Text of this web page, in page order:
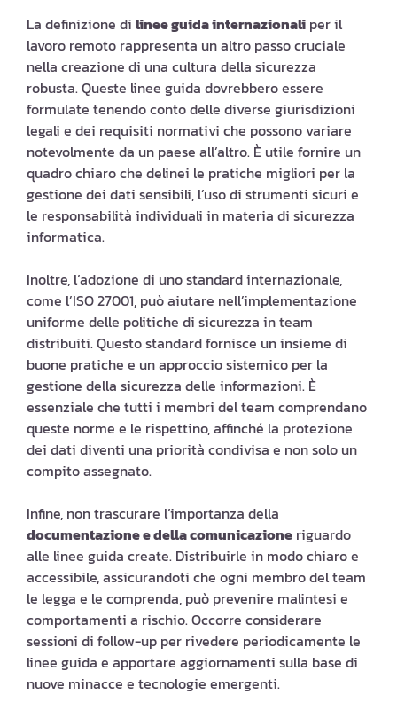
La definizione di linee guida internazionali per il
lavoro remoto rappresenta un altro passo cruciale
nella creazione di una cultura della sicurezza
robusta. Queste linee guida dovrebbero essere
formulate tenendo conto delle diverse giurisdizioni
legali e dei requisiti normativi che possono variare
notevolmente da un paese all’altro. È utile fornire un
quadro chiaro che delinei le pratiche migliori per la
gestione dei dati sensibili, l’uso di strumenti sicuri e
le responsabilità individuali in materia di sicurezza
informatica.
Inoltre, l’adozione di uno standard internazionale,
come l’ISO 27001, può aiutare nell’implementazione
uniforme delle politiche di sicurezza in team
distribuiti. Questo standard fornisce un insieme di
buone pratiche e un approccio sistemico per la
gestione della sicurezza delle informazioni. È
essenziale che tutti i membri del team comprendano
queste norme e le rispettino, affinché la protezione
dei dati diventi una priorità condivisa e non solo un
compito assegnato.
Infine, non trascurare l’importanza della
documentazione e della comunicazione riguardo
alle linee guida create. Distribuirle in modo chiaro e
accessibile, assicurandoti che ogni membro del team
le legga e le comprenda, può prevenire malintesi e
comportamenti a rischio. Occorre considerare
sessioni di follow-up per rivedere periodicamente le
linee guida e apportare aggiornamenti sulla base di
nuove minacce e tecnologie emergenti.